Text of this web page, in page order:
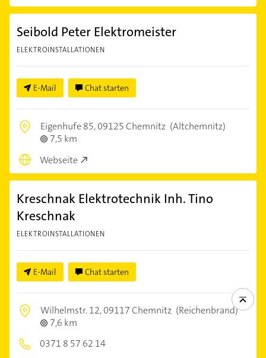
Seibold Peter Elektromeister
ELEKTROINSTALLATIONEN
E-Mail Chat starten
Eigenhufe 85,09125 Chemnitz (Altchemnitz)
7,5 km
Webseite
Kreschnak Elektrotechnik Inh. Tino
Kreschnak
ELEKTROINSTALLATIONEN
E-Mail Chat starten
Wilhelmstr. 12,09117 Chemnitz (Reichenbrand)
7,6 km
0371 8 57 62 14